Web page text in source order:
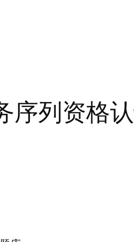
序列资格